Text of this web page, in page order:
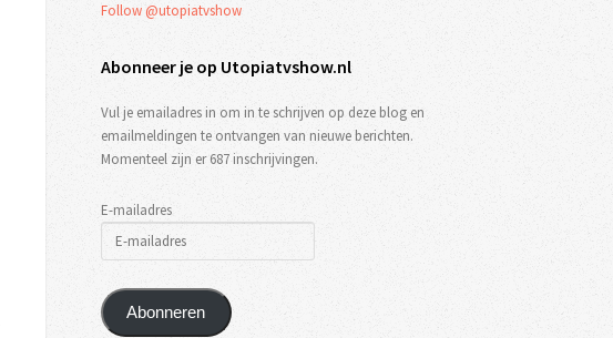
Follow @utopiatvshow
Abonneer je op Utopiatvshow.nl
Vul je emailadres in om in te schrijven op deze blog en
emailmeldingen te ontvangen van nieuwe berichten.
Momenteel zijn er 687 inschrijvingen.
E-mailadres
Abonneren